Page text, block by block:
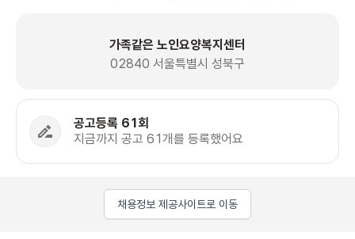
가족같은 노인요양복지센터
02840 서울특별시 성북구
공고등록 61회
지금까지 공고 61개를 등록했어요
채용정보 제공사이트로 이동